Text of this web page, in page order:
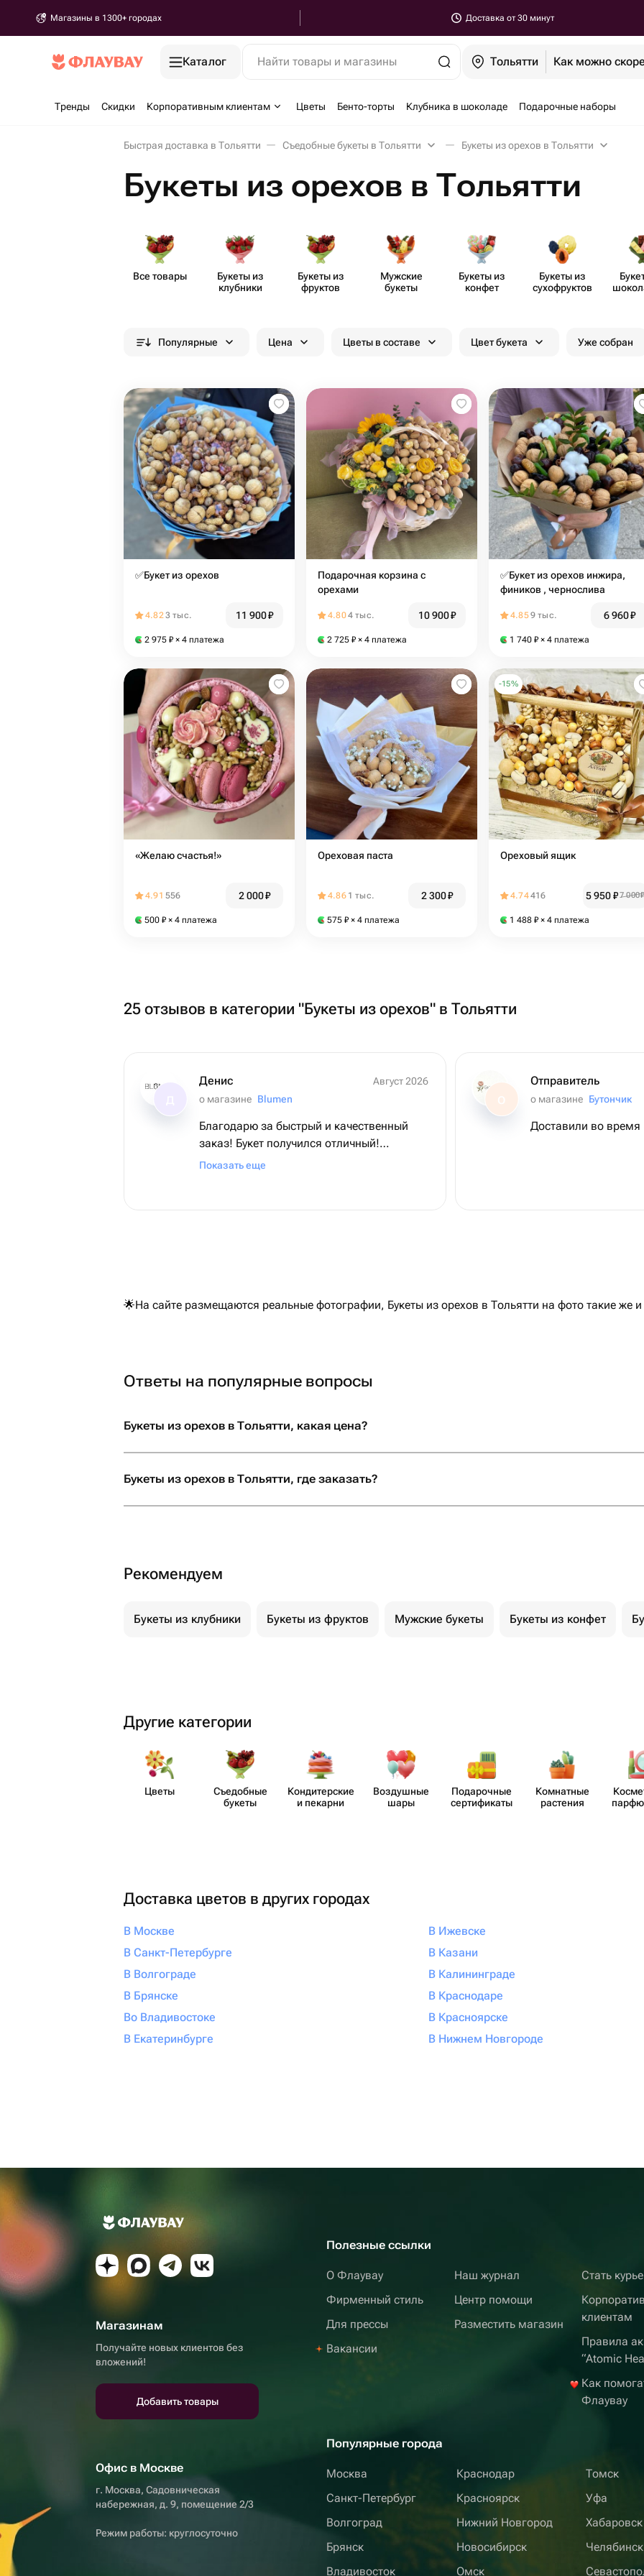
Магазины в 1300+ городах Доставка от 30 минут
Каталог Найти товары и магазины Тольятти Как можно
Тренды Скидки Корпоративным клиентам Цветы Бенто-торты Клубника в шоколаде Подарочные наборы
Быстрая доставка в Тольятти Съедобные букеты в Тольятти Букеты из орехов в Тольятти
Букеты из орехов в Тольятти
Все товары
Букеты из
клубники
Букеты из
фруктов
Мужские
букеты
Букеты из
конфет
Букеты из
сухоф​руктов
Популярные Цена Цветы в составе Цвет букета Уже собран
✅Букет из орехов
4.823 тыс. 11 900₽
2 975 ₽ × 4 платежа
Подарочная корзина с
орехами
4.804 тыс. 10 900₽
2 725 ₽ × 4 платежа
✅Букет из орехов инжира,
фиников , чернослива
4.859 тыс. 6 960₽
1 740 ₽ × 4 платежа
«Желаю счастья!»
4.91 556 2 000₽
500 ₽ × 4 платежа
Ореховая паста
4.86 1 тыс. 2 300₽
575 ₽ × 4 платежа
-15%
Ореховый ящик
4.74416 5 950₽7 000
1 488 ₽ × 4 платежа
25 отзывов в категории "Букеты из орехов" в Тольятти
Денис
Август 2026
о магазине Blumen
Благодарю за быстрый и качественный
заказ! Букет получился отличный!
Именинница в восторге! 😎
Показать еще
О
Отправитель
о магазине Бутончик
Доставили во время
🌟На сайте размещаются реальные фотографии, Букеты из орехов в Тольятти на фото такие же
Ответы на популярные вопросы
Букеты из орехов в Тольятти, какая цена?
Букеты из орехов в Тольятти, где заказать?
Рекомендуем
Букеты из клубники Букеты из фруктов Мужские букеты Букеты из конфет
Другие категории
Цветы
Съедобные
букеты
Кондит​ерские
и пекарни
Воздушные
шары
Пода​рочные
серти​фикаты
Комнатные
растения
Доставка цветов в других городах
В Москве
В Санкт-Петербурге
В Волгограде
В Брянске
Во Владивостоке
В Екатеринбурге
В Ижевске
В Казани
В Калининграде
В Краснодаре
В Красноярске
В Нижнем Новгороде
Магазинам
Получайте новых клиентов без
вложений!
Добавить товары
Офис в Москве
г. Москва, Садовническая
набережная, д. 9, помещение 2/3
Режим работы: круглосуточно
Полезные ссылки
О Флаувау
Фирменный стиль
Для прессы
Вакансии
Наш журнал
Центр помощи
Разместить магазин
Стать
клиентам
Правила
“Atomic
Как
Флаувау
Популярные города
Москва
Санкт-Петербург
Волгоград
Брянск
Владивосток
Краснодар
Красноярск
Нижний Новгород
Новосибирск
Омск
Томск
Уфа
Хабаровск
Челябинск